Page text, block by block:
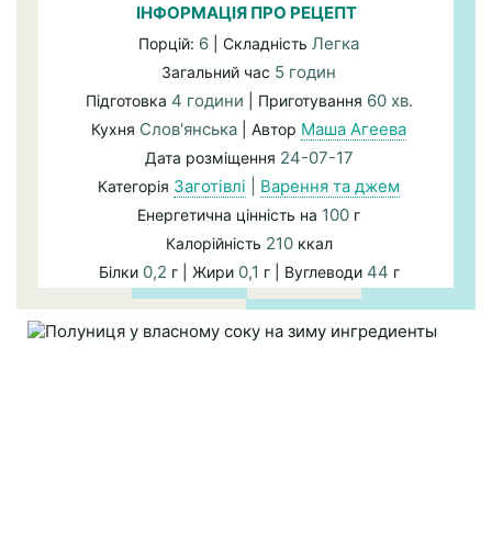
ІНФОРМАЦІЯ ПРО РЕЦЕПТ
Порцій: 6 | Складність Легка
Загальний час 5 годин
Підготовка 4 години | Приготування 60 хв.
Кухня Слов'янська | Автор Маша Агеева
Дата розміщення 24-07-17
Категорія Заготівлі Варення та джем
Енергетична цінність на 100 г
Калорійність 210ккал
Білки 0,2 г | Жири 0,1 г | Вуглеводи 44 г